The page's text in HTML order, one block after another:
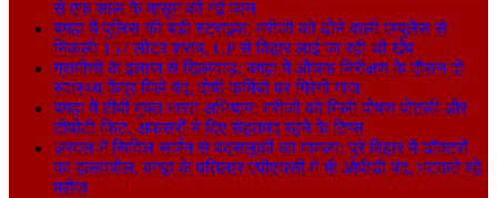
से एक साल के मासूम की गई जान
बगहा में पुलिस की बड़ी स्ट्राइक: मरीजों को ढोने वाली एम्बुलेंस से
निकली 157 लीटर शराब, UP से बिहार लाई जा रही थी खेप
ग्रामीणों के इलाज से खिलवाड़: बगहा में औचक निरीक्षण के दौरान दो
स्वास्थ्य केंद्र मिले बंद, दोषी कर्मियों पर गिरेगी गाज
बगहा में टीबी मुक्त भारत अभियान: मरीजों को मिली पोषण पोटली और
टीपीटी किट, अफसरों ने दिए सेहतमंद रहने के टिप्स
अरवल में सिविल सर्जन से बदसलूकी का मामला: पूरे बिहार में डॉक्टरों
का हल्लाबोल, बगहा के पतिलार एपीएचसी में भी ओपीडी बंद, भटकते रहे
मरीज